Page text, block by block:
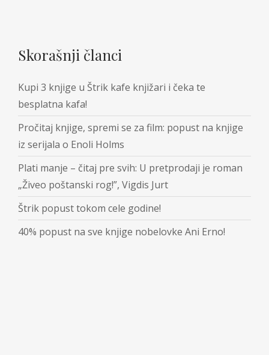
Skorašnji članci
Kupi 3 knjige u Štrik kafe knjižari i čeka te
besplatna kafa!
Pročitaj knjige, spremi se za film: popust na knjige
iz serijala o Enoli Holms
Plati manje – čitaj pre svih: U pretprodaji je roman
„Živeo poštanski rog!”, Vigdis Jurt
Štrik popust tokom cele godine!
40% popust na sve knjige nobelovke Ani Erno!